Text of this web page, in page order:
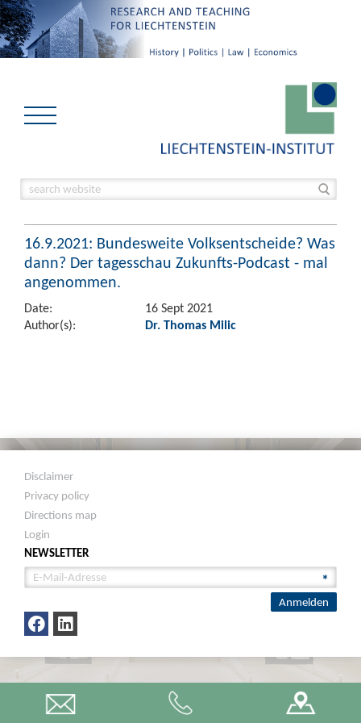
16.9.2021: Bundesweite Volksentscheide? Was
dann? Der tagesschau Zukunfts-Podcast - mal
angenommen.
Date:
16 Sept 2021
Author(s):
Dr. Thomas Milic
Disclaimer
Privacy policy
Directions map
Login
NEWSLETTER